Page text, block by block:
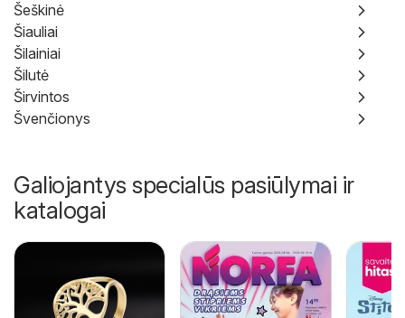
Šeškinė
Šiauliai
Šilainiai
Šilutė
Širvintos
Švenčionys
Galiojantys specialūs pasiūlymai ir
katalogai